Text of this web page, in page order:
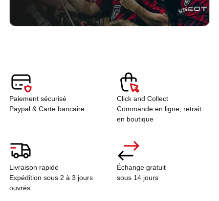
Paiement sécurisé
Paypal & Carte bancaire
Click and Collect
Commande en ligne, retrait
en boutique
Livraison rapide
Expédition sous 2 à 3 jours
ouvrés
Échange gratuit
sous 14 jours